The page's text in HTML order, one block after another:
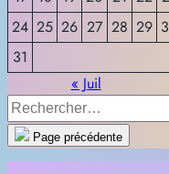
24 25 26 27 28 29
31
« Juil
R
e
c
Page précédente